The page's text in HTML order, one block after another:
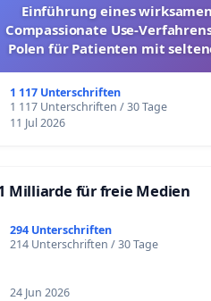
Einführung eines wirksamen
Compassionate Use-
Polen für Patienten mit
1 117 Unterschriften
1 117 Unterschriften / 30 Tage
11 Jul 2026
Milliarde für freie Medien
294 Unterschriften
214 Unterschriften / 30 Tage
24 Jun 2026